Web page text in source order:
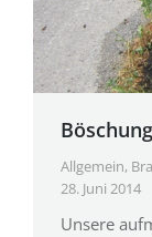
Allgemein,
28. Juni 2014
Unsere